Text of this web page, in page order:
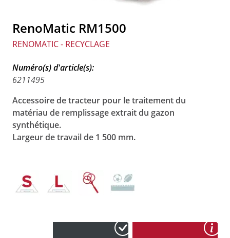
RenoMatic RM1500
RENOMATIC - RECYCLAGE
Numéro(s) d'article(s):
6211495
Accessoirede tracteur pour le traitement du
matériau de remplissage extrait du gazon
synthétique.
Largeur de travail de 1 500 mm.